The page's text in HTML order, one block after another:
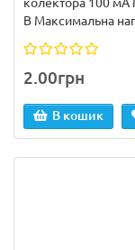
В Максимальна
2.00грн
В кошик